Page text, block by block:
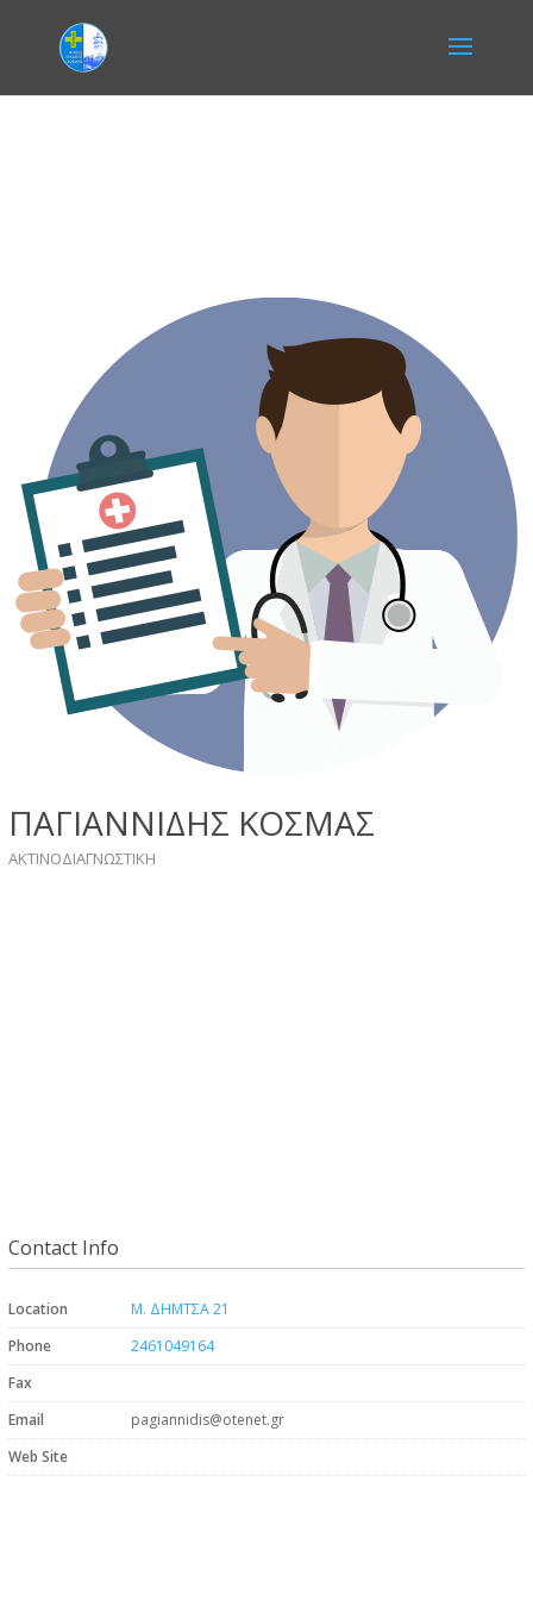
ΠΑΓΙΑΝΝΙΔΗΣ ΚΟΣΜΑΣ
ΑΚΤΙΝΟΔΙΑΓΝΩΣΤΙΚΗ
Contact Info
Location
Μ. ΔΗΜΤΣΑ 21
Phone
2461049164
Fax
Email
pagiannidis@otenet.gr
Web Site